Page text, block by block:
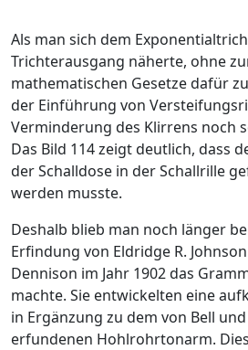
Als man sich dem
Trichterausgang näherte, ohne
mathematischen Gesetze dafür
der Einführung von
Verminderung des Klirrens noch
Das Bild 114 zeigt deutlich, dass
der Schalldose in der Schallrille
werden musste.
Deshalb blieb man noch länger
Erfindung von Eldridge R.
Dennison im Jahr 1902 das
machte. Sie entwickelten eine
in Ergänzung zu dem von Bell
erfundenen Hohlrohrtonarm.